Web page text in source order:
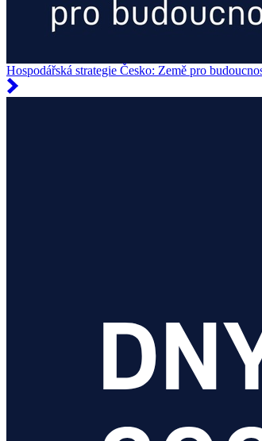
Hospodářská strategie Česko: Země pro